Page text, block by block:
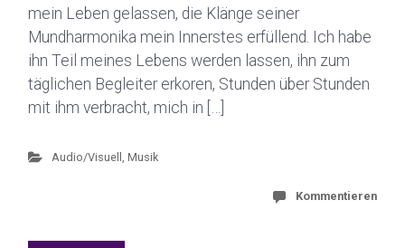
mein Leben gelassen, die Klänge seiner
Mundharmonika mein Innerstes erfüllend. Ich habe
ihn Teil meines Lebens werden lassen, ihn zum
täglichen Begleiter erkoren, Stunden über Stunden
mit ihm verbracht, mich in […]
Audio/Visuell Musik
Kommentieren